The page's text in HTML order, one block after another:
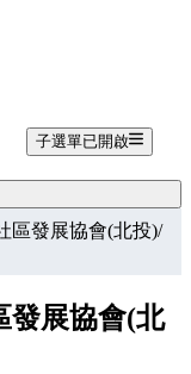
子選單已開啟
區發展協會(北投)/
發展協會(北